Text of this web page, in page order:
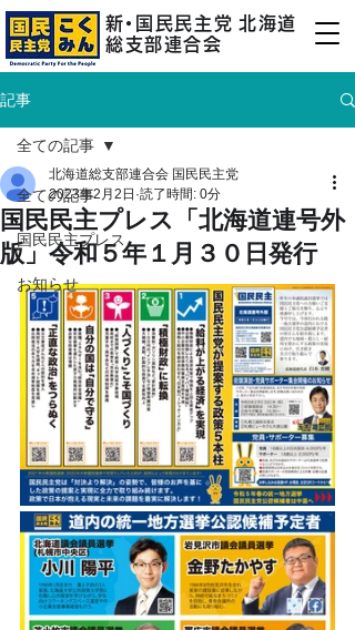
新・ 国民民主 党 北海道
総支部連合会
記事
全ての記事
国民民主プレス
お知らせ
全ての記事
国民民主プレス「北海道連号外
版」令和５年１月３０日発行
北海道総支部連合会 国民民主党
2023年2月2日 読了時間: 0分